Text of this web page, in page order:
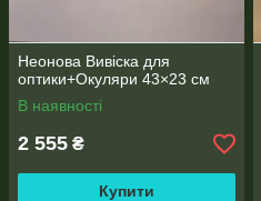
Неонова Вивіска для
оптики+Окуляри 43×23 см
В наявності
2 555 ₴
Купити